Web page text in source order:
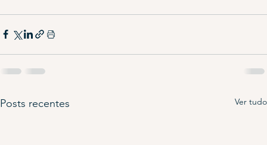
Posts recentes Ver tudo